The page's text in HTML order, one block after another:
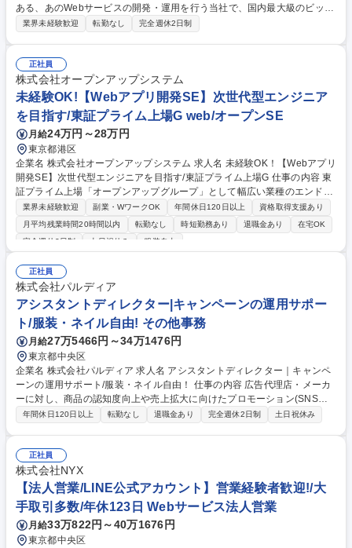
ある、あのWebサービスの開発・運用を行う当社で、国内最大級のビック
データをビジネスに活用する為のデータ基盤構築を担うデータエンジニア
ービスの開発や提案なども自由に起案、挑戦できます。実際に入社間もな
い社員の起案した案件が実際にリリース間近など、年次関係なく風通しの
良さも◎！ ■挑戦を奨励し、前向きな失敗を歓迎する風土です。 募集職種
【大阪/データエンジニア】国内最大級のユーザデータ！データ基盤を構築
する
業界未経験歓迎 転勤なし 完全週休2日制
正社員
株式会社オープンアップシステム
未経験OK!【Webアプリ開発SE】次世代型エンジニア
を目指す/東証プライム上場G web/オープンSE
月給24万円～28万円
東京都港区
企業名 株式会社オープンアップシステム 求人名 未経験OK！【Webアプリ
開発SE】次世代型エンジニアを目指す/東証プライム上場G 仕事の内容 東
証プライム上場「オープンアップグループ」として幅広い業種のエンドユ
ーザーや大手SIerと長期にわたる取引のある当社で、エンジニアリングア
ウトソーシング事業のWebアプリ開発を担当していただきます。 【詳
細】■プライム案件、2次受け案件を中心に上流工程案件多数■顧客先常
るヒアリング等の能力を身に着けることが可能■定期的なキャリアパス面
談で経験/スキル/キャリアビジョンに合ったプロジェクトをお任せ 【案件
例】■鉄道会社駅員向けの介助が必要な利用者の情報連携アプリ（C#/Swif
t）■テーマパーク向け基幹システム（PHP/JavaScript/AWS） 募集職種 未
経験OK！【Webアプリ開発SE】次世代型エンジニアを目指す/東証プライ
ム上場G
業界未経験歓迎 副業・WワークOK 年間休日120日以上
資格取得支援あり
月平均残業時間20時間以内
転勤なし 時短勤務あり 退職金あり
在宅OK
完全週休2日制
土日祝休み 服装自由
正社員
株式会社パルディア
アシスタントディレクター|キャンペーンの運用サポー
ト/服装・ネイル自由! その他事務
月給27万5466円～34万1476円
東京都中央区
企業名 株式会社パルディア 求人名 アシスタントディレクター｜キャンペ
ーンの運用サポート/服装・ネイル自由！ 仕事の内容 広告代理店・メーカ
ーに対し、商品の認知度向上や売上拡大に向けたプロモーション(SNSキ
ャンペーン/プレゼントキャンペーン等)を運用している当社にて、運用が
ありません。 【業務詳細】■キャンペーン立ち上げ準備：スケジュール作
成（関係者・タスク・期限の整理）、マニュアルやF&Qの作成 ■キャンペ
ーン運用中のサポート（1～3か月）：ディレクターからの最新情報を関係
者へ連携、進行管理や抜け漏れチェック、納品データの作成・送付 募集職
種 アシスタントディレクター｜キャンペーンの運用サポート/服装・ネイ
ル自由！
年間休日120日以上 転勤なし 退職金あり 完全週休2日制 土日祝休み
正社員
株式会社NYX
【法人営業/LINE公式アカウント】営業経験者歓迎!/大
手取引多数/年休123日 Webサービス法人営業
月給33万822円～40万1676円
東京都中央区